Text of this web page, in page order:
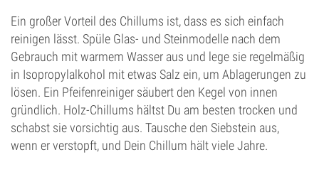
Ein großer Vorteil des Chillums ist, dass es sich einfach
reinigen lässt. Spüle Glas- und Steinmodelle nach dem
Gebrauch mit warmem Wasser aus und lege sie regelmäßig
in Isopropylalkohol mit etwas Salz ein, um Ablagerungen zu
lösen. Ein Pfeifenreiniger säubert den Kegel von innen
gründlich. Holz-Chillums hältst Du am besten trocken und
schabst sie vorsichtig aus. Tausche den Siebstein aus,
wenn er verstopft, und Dein Chillum hält viele Jahre.